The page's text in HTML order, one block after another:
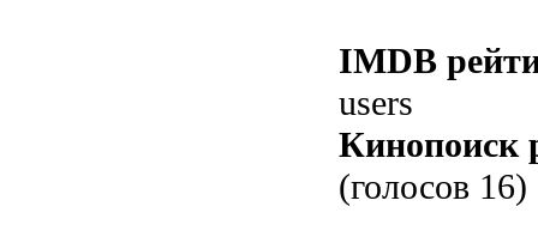
IMDB
users
Кинопоиск
(голосов 16)